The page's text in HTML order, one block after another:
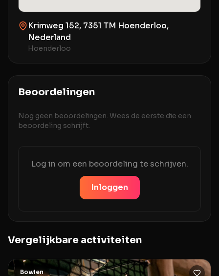
Krimweg 152, 7351 TM Hoenderloo,
Nederland
Hoenderloo
Beoordelingen
Nog geen beoordelingen. Wees de eerste die een
beoordeling schrijft.
Log in om een beoordeling te schrijven.
Inloggen
Vergelijkbare activiteiten
Bowlen